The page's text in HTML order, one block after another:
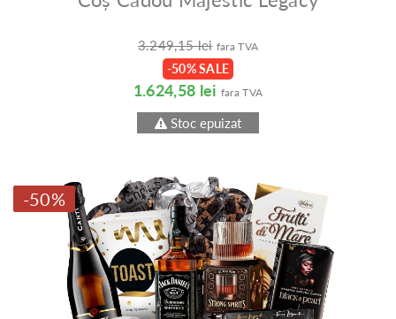
3.249,15 lei fara TVA
-50% SALE
1.624,58 lei fara TVA
Stoc epuizat
-50%